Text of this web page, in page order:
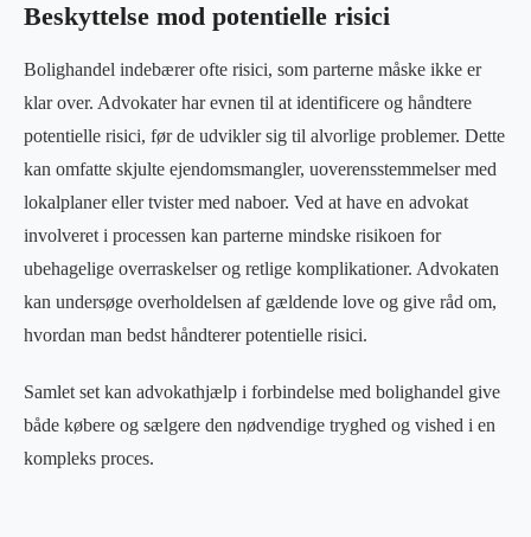
Beskyttelse mod potentielle risici
Bolighandel indebærer ofte risici, som parterne måske ikke er
klar over. Advokater har evnen til at identificere og håndtere
potentielle risici, før de udvikler sig til alvorlige problemer. Dette
kan omfatte skjulte ejendomsmangler, uoverensstemmelser med
lokalplaner eller tvister med naboer. Ved at have en advokat
involveret i processen kan parterne mindske risikoen for
ubehagelige overraskelser og retlige komplikationer. Advokaten
kan undersøge overholdelsen af gældende love og give råd om,
hvordan man bedst håndterer potentielle risici.
Samlet set kan advokathjælp i forbindelse med bolighandel give
både købere og sælgere den nødvendige tryghed og vished i en
kompleks proces.